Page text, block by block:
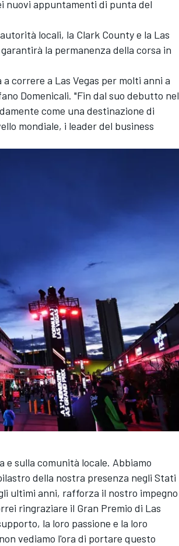
nuovi appuntamenti di punta del
locali, la Clark County e la Las
la permanenza della corsa in
correre a Las Vegas per molti anni a
Domenicali. "Fin dal suo debutto nel
come una destinazione di
mondiale, i leader del business
sulla comunità locale. Abbiamo
della nostra presenza negli Stati
ultimi anni, rafforza il nostro impegno
ringraziare il Gran Premio di Las
la loro passione e la loro
vediamo l'ora di portare questo